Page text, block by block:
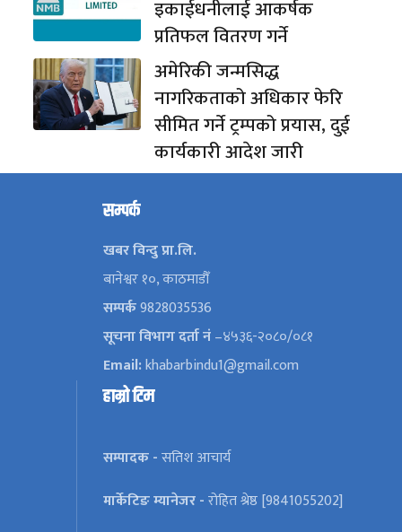
इकाईधनीलाई आकर्षक
प्रतिफल वितरण गर्ने
अमेरिकी जन्मसिद्ध
नागरिकताको अधिकार फेरि
सीमित गर्ने ट्रम्पको प्रयास, दुई
कार्यकारी आदेश जारी
सम्पर्क
खबर विन्दु प्रा.लि.
बानेश्वर १०, काठमाडौँ
सम्पर्क9828035536
सूचना विभाग दर्ता नं–४५३६-२०८०/०८१
Email:khabarbindu1@gmail.com
हाम्रो टिम
सम्पादक -सतिश आचार्य
मार्केटिङ म्यानेजर -रोहित श्रेष्ठ [9841055202]